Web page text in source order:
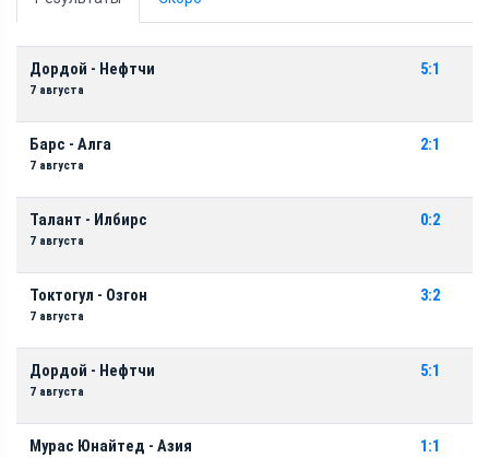
Дордой - Нефтчи
7 августа
5:1
Барс - Алга
7 августа
2:1
Талант - Илбирс
7 августа
0:2
Токтогул - Озгон
7 августа
3:2
Дордой - Нефтчи
7 августа
5:1
Мурас Юнайтед - Азия 1:1